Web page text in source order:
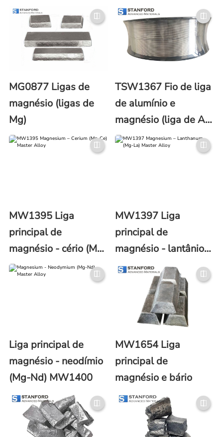
MG0877 Ligas de
magnésio (ligas de
Mg)
TSW1367 Fio de liga
de alumínio e
magnésio (liga de Al-
Mg)
MW1395 Liga
principal de
magnésio - cério (Mg-
Ce)
MW1397 Liga
principal de
magnésio - lantânio
(Mg-La)
Liga principal de
magnésio - neodímio
(Mg-Nd) MW1400
MW1654 Liga
principal de
magnésio e bário